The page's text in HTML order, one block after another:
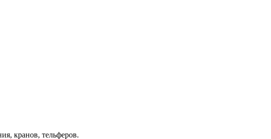
кранов, тельферов.